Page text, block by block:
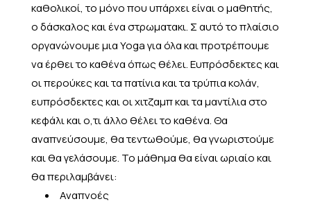
καθολικοί, το μόνο που υπάρχει είναι ο μαθητής,
ο δάσκαλος και ένα στρωματακι. Σ αυτό το πλαίσιο
οργανώνουμε μια Yoga για όλα και προτρέπουμε
να έρθει το καθένα όπως θέλει. Ευπρόσδεκτες και
οι περούκες και τα πατίνια και τα τρύπια κολάν,
ευπρόσδεκτες και οι χιτζαμπ και τα μαντίλια στο
κεφάλι και ο,τι άλλο θέλει το καθένα. Θα
αναπνεύσουμε, θα τεντωθούμε, θα γνωριστούμε
και θα γελάσουμε. Το μάθημα θα είναι ωριαίο και
θα περιλαμβάνει:
Αναπνοές